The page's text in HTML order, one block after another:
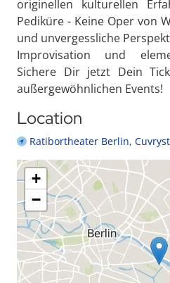
originellen kulturellen
Pediküre - Keine Oper von
und unvergessliche
Improvisation und
Sichere Dir jetzt Dein
außergewöhnlichen Events!
Location
Ratibortheater Berlin,
+
−